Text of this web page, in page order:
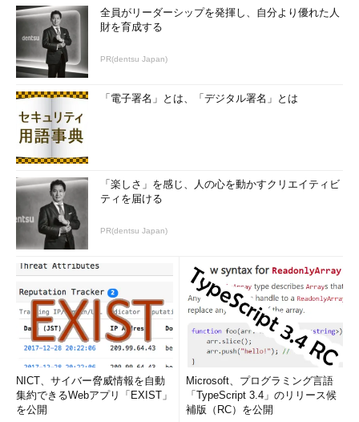
にもかかわらず実効性のある形で機能していなかったCSIRTや、
連絡体制の整備、要件について丁寧に記述している他、重要な情
報を扱うところはインターネットから分離し、ログを管理するこ
となどにも触れている」（谷脇氏）。
日本年金機構の痛い経験は、これからの監査にどう生かされ
るのか
続けて、厚生労働省 前情報セキュリティ対策室 室長を務めた
橋本敬史氏が登場し、監査というプロセスをどのように対策に生
かしていくかについて説明した。同氏は日本年金機構を狙った標
的型攻撃が明るみに出た後、2015年8月21日情報セキュリティ対
策室に配属され、再発防止策の取りまとめに当たった担当者とし
て、「技術的な対策も大事だが、組織文化や業務の在り方も見直
に取り組むことが重要だと呼び掛けた。
既に報告書が公開されている通り、厚
生労働省では今回の事案を受け、対策室
の設置やCISO／CSIRTの即応機能強
化、職員に対する教育・訓練、リスク評
価とインターネット分離、入口・出口対
策といった再発防止策をとることを表明
全員がリーダーシップを発揮し、自分より優れた人
財を育成する
PR(dentsu Japan)
「電子署名」とは、「デジタル署名」とは
「楽しさ」を感じ、人の心を動かすクリエイティビ
ティを届ける
PR(dentsu Japan)
NICT、サイバー脅威情報を自動
集約できるWebアプリ「EXIST」
を公開
Microsoft、プログラミング言語
「TypeScript 3.4」のリリース候
補版（RC）を公開